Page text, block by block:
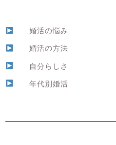
婚活の悩み
婚活の方法
自分らしさ
年代別婚活